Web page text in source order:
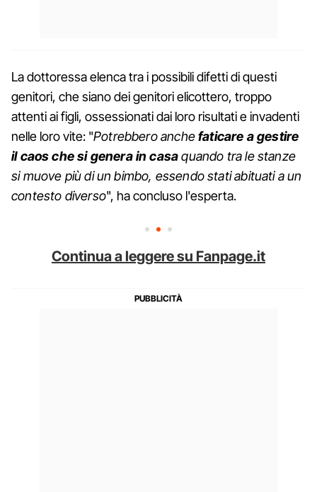
La dottoressa elenca tra i possibili difetti di questi
genitori, che siano dei genitori elicottero, troppo
attenti ai figli, ossessionati dai loro risultati e invadenti
nelle loro vite: "Potrebbero anchefaticare a gestire
il caos che si genera in casaquando tra le stanze
si muove più di un bimbo, essendo stati abituati a un
contesto diverso", ha concluso l'esperta.
Continua a leggere su Fanpage.it